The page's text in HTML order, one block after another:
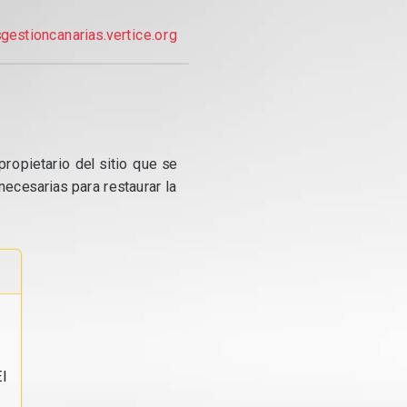
del sitio que se
para restaurar la